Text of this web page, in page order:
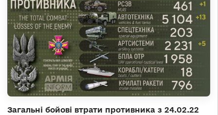
Загальні бойові втрати противника з 24.02.22